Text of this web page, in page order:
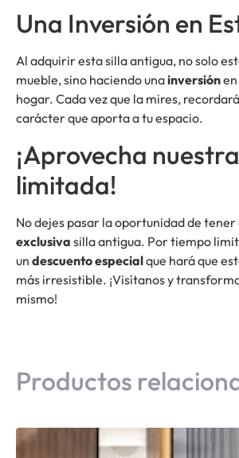
Una Inversión en
Al adquirir esta silla antigua, no solo
mueble, sino haciendo unainversión
hogar. Cada vez que la mires,
carácter que aporta a tu espacio.
¡Aprovecha
limitada!
No dejes pasar la oportunidad de
exclusiva silla antigua. Por tiempo
un descuento especialque hará que
más irresistible. ¡Visítanos y
mismo!
Productos